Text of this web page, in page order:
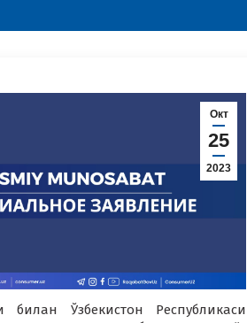
Окт
25
2023
Ўзбекистон Республикаси